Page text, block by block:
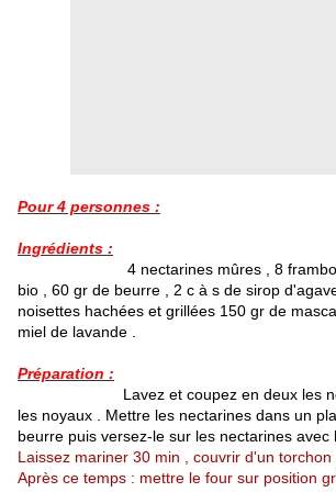
Pour 4 personnes :
Ingrédients :
4 nectarines mûres , 8
bio , 60 gr de beurre , 2 c à s de sirop
noisettes hachées et grillées 150 gr de
miel de lavande .
Préparation :
Lavez et coupez en deux les
les noyaux . Mettre les nectarines dans un
beurre puis versez-le sur les nectarines avec
Laissez mariner 30 min , couvrir d'un torchon .
Après ce temps : mettre le four sur position